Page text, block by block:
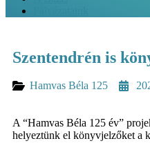
Szentendrén is
Hamvas Béla 125
A “Hamvas Béla 125 év”
helyeztünk el könyvjelzőket a